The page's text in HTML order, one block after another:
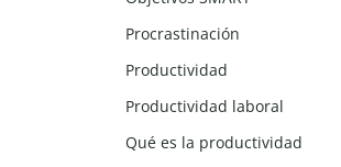
Procrastinación
Productividad
Productividad laboral
Qué es la productividad